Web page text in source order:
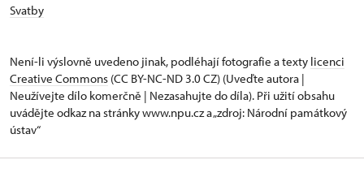
Svatby
Není-li výslovně uvedeno jinak, podléhají fotografie a texty licenci
Creative Commons (CC BY-NC-ND 3.0 CZ) (Uveďte autora |
Neužívejte dílo komerčně | Nezasahujte do díla). Při užití obsahu
uvádějte odkaz na stránky www.npu.cz a „zdroj: Národní památkový
ústav“